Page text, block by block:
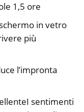
1,5 ore
in vetro
più
l’impronta
sentimenti